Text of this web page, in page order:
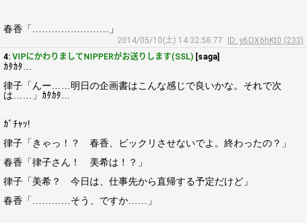
春香「……………………」
2014/05/10(土) 14:32:58.77
ID: y6OX6hKt0 (233)
4: VIPにかわりましてNIPPERがお送りします(SSL) [saga]
ｶﾀｶﾀ…
律子「んー……明日の企画書はこんな感じで良いかな。それで次
は……」ｶﾀｶﾀ…
ｶﾞﾁｬｯ!
律子「きゃっ！？ 春香、ビックリさせないでよ。終わったの？」
春香「律子さん！ 美希は！？」
律子「美希？ 今日は、仕事先から直帰する予定だけど」
春香「…………そう、ですか……」